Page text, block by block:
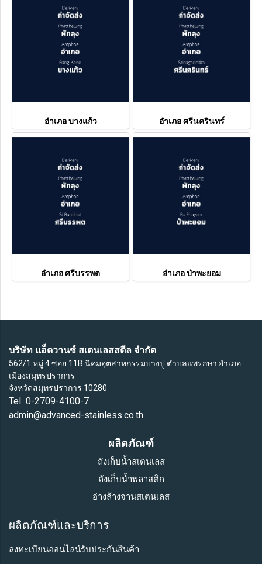
อำเภอ บางแก้ว อำเภอ ศรีนครินทร์
อำเภอ ศรีบรรพต อำเภอ ป่าพะยอม
บริษัท แอ็ดวานซ์ สเตนเลสสตีล จำกัด
562/1 หมู่ 4 ซอย 11B นิคมอุตสาหกรรมบางปู ตำบลแพรกษา อำเภอ
เมืองสมุทรปราการ
จังหวัดสมุทรปราการ 10280
Tel 0-2709-4100-7
admin@advanced-stainless.co.th
ผลิตภัณฑ์
ถังเก็บน้ำสเตนเลส
ถังเก็บน้ำพลาสติก
อ่างล้างจานสเตนเลส
ผลิตภัณฑ์และบริการ
ลงทะเบียนออนไลน์รับประกันสินค้า